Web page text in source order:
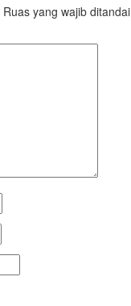
Ruas yang wajib ditandai